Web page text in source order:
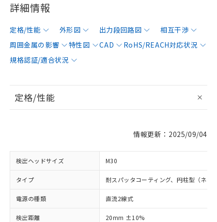
詳細情報
定格/性能 外形図 出力段回路図
相互干渉
周囲金属の影響
特性図 CAD
RoHS/REACH対応状況
規格認証/適合状況
定格/性能
情報更新：2025/09/04
検出ヘッドサイズ M30
タイプ 耐スパッタコーティング、円柱型（ネジ
電源の種類 直流2線式
検出距離 20mm ±10%